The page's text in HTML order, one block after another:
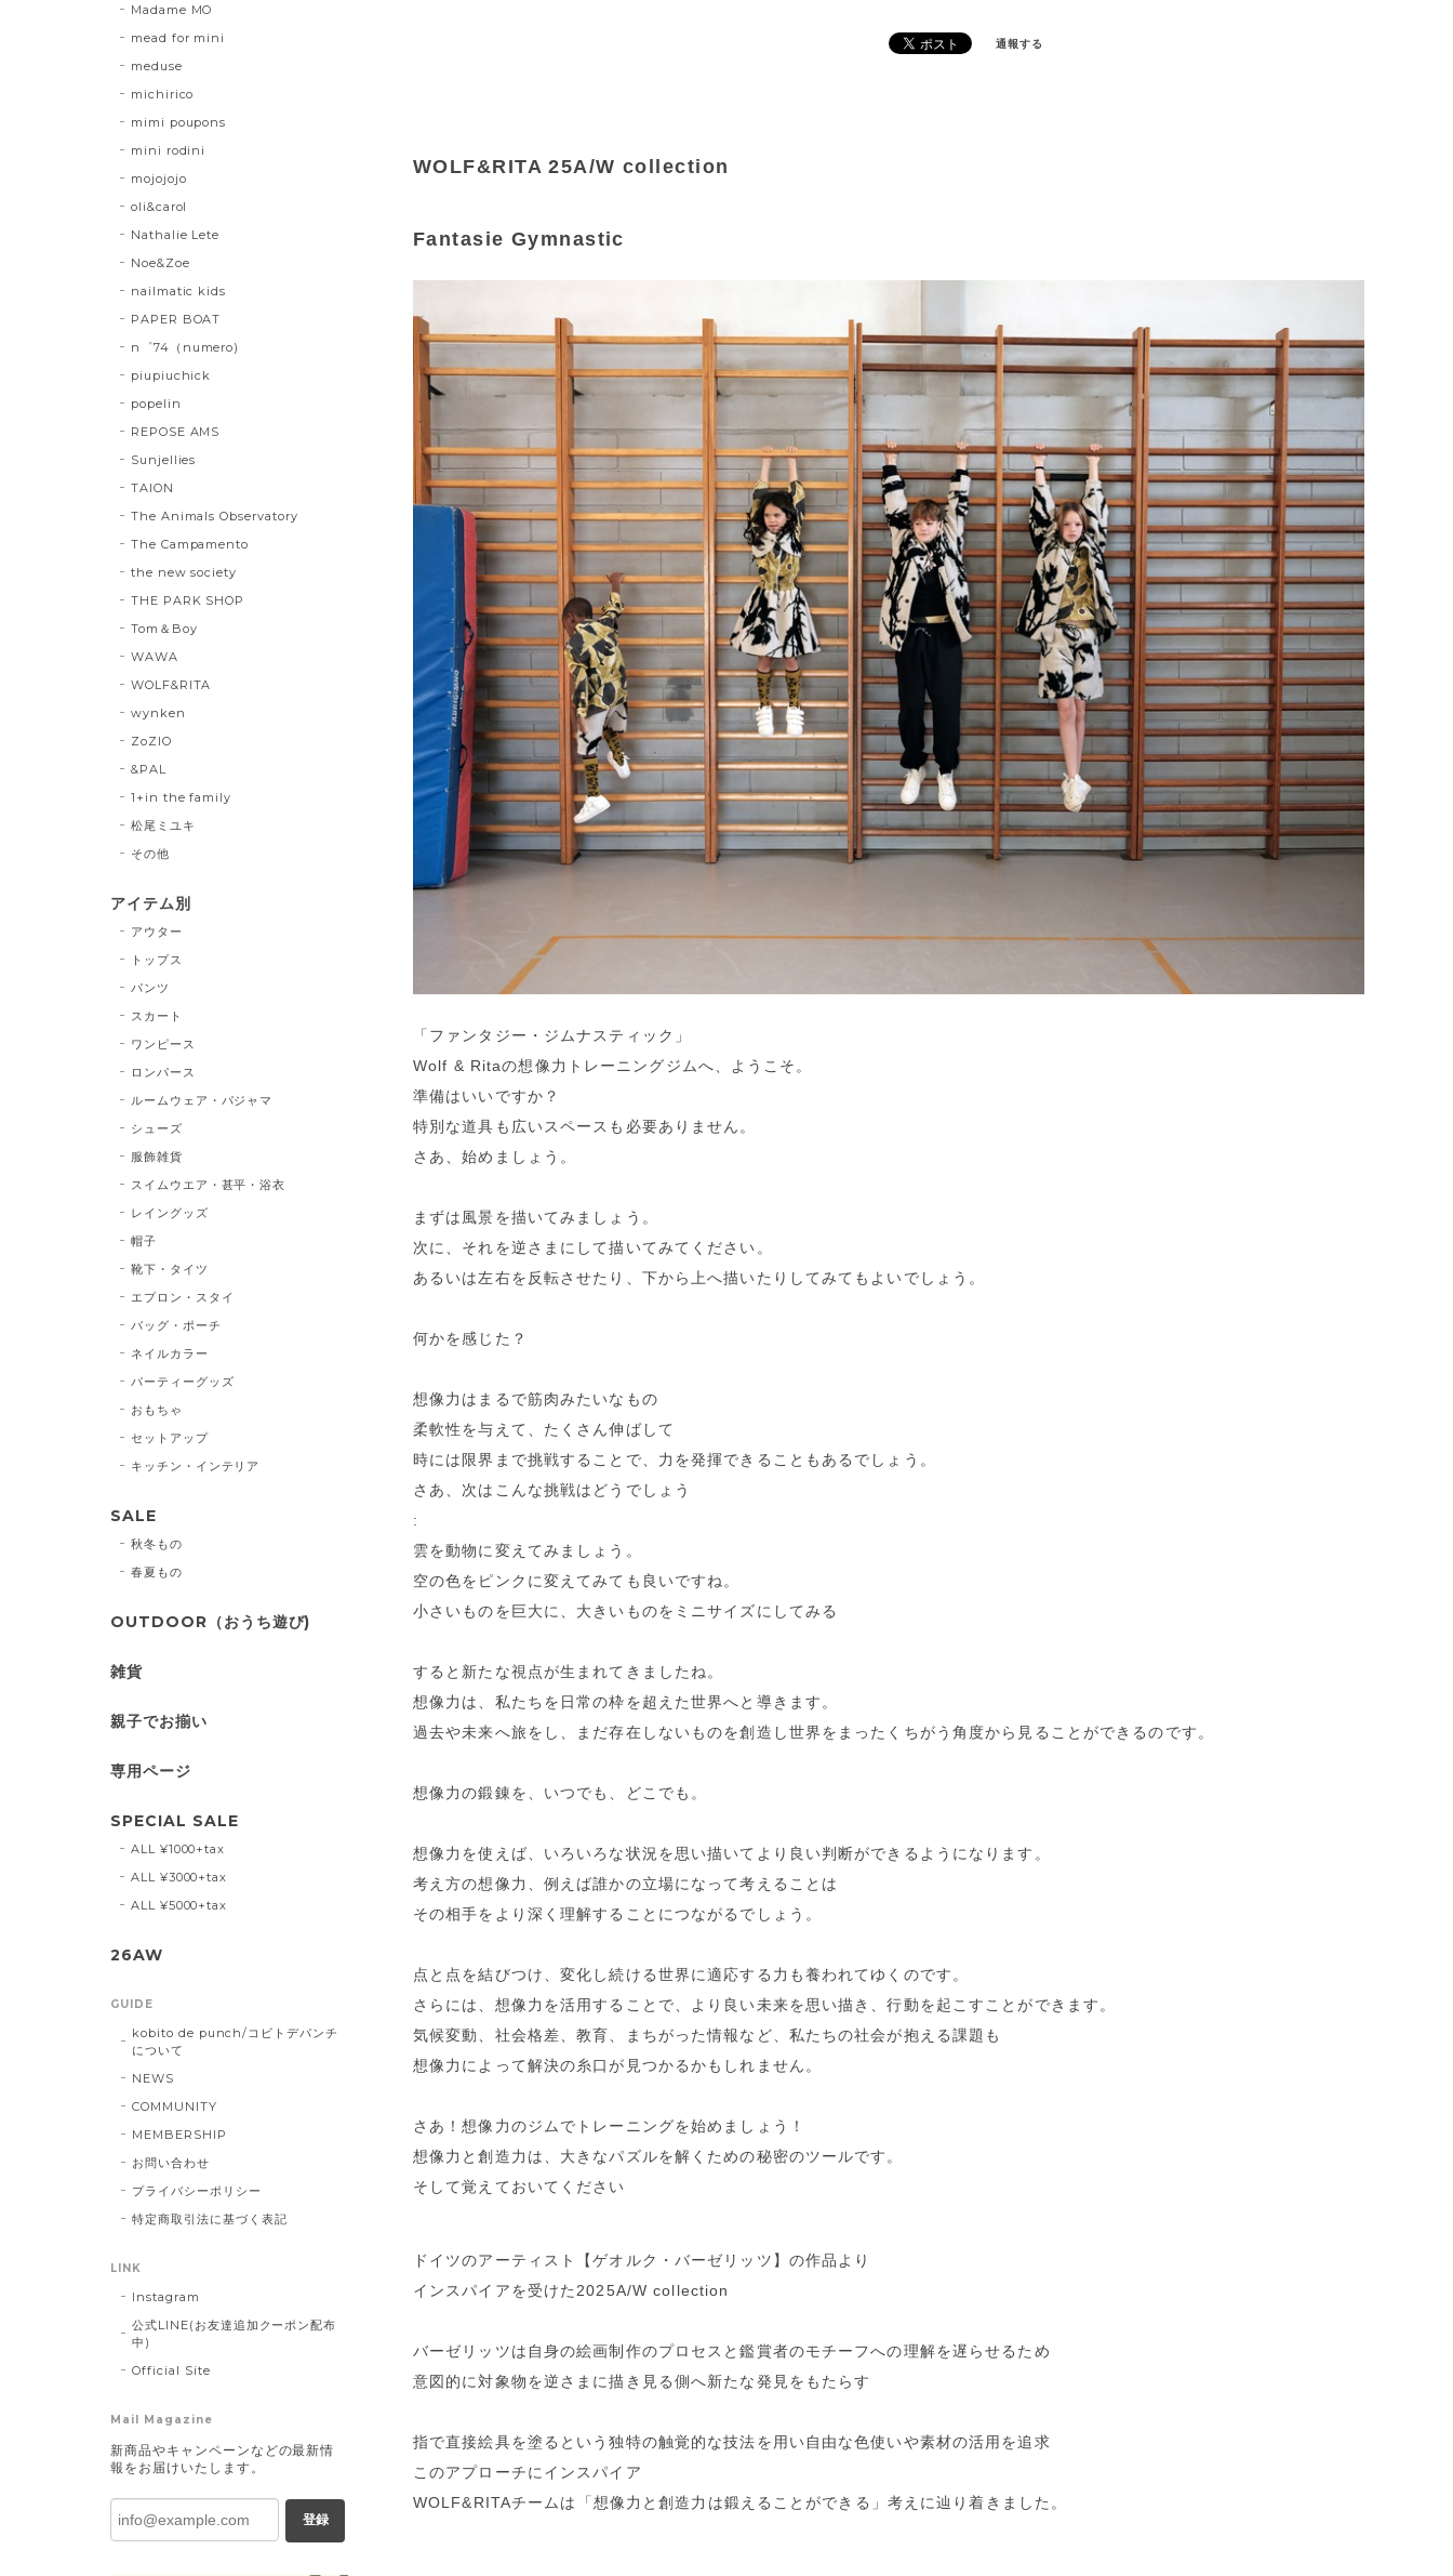
通報する
WOLF&RITA 25A/W collection
Fantasie Gymnastic
「ファンタジー・ジムナスティック」
Wolf & Ritaの想像力トレーニングジムへ、ようこそ。
準備はいいですか？
特別な道具も広いスペースも必要ありません。
さあ、始めましょう。
まずは風景を描いてみましょう。
次に、それを逆さまにして描いてみてください。
あるいは左右を反転させたり、下から上へ描いたりしてみてもよいでしょう。
何かを感じた？
想像力はまるで筋肉みたいなもの
柔軟性を与えて、たくさん伸ばして
時には限界まで挑戦することで、力を発揮できることもあるでしょう。
さあ、次はこんな挑戦はどうでしょう
:
雲を動物に変えてみましょう。
空の色をピンクに変えてみても良いですね。
小さいものを巨大に、大きいものをミニサイズにしてみる
すると新たな視点が生まれてきましたね。
想像力は、私たちを日常の枠を超えた世界へと導きます。
過去や未来へ旅をし、まだ存在しないものを創造し世界をまったくちがう角度から見ることができるのです。
想像力の鍛錬を、いつでも、どこでも。
想像力を使えば、いろいろな状況を思い描いてより良い判断ができるようになります。
考え方の想像力、例えば誰かの立場になって考えることは
その相手をより深く理解することにつながるでしょう。
点と点を結びつけ、変化し続ける世界に適応する力も養われてゆくのです。
さらには、想像力を活用することで、より良い未来を思い描き、行動を起こすことができます。
気候変動、社会格差、教育、まちがった情報など、私たちの社会が抱える課題も
想像力によって解決の糸口が見つかるかもしれません。
さあ！想像力のジムでトレーニングを始めましょう！
想像力と創造力は、大きなパズルを解くための秘密のツールです。
そして覚えておいてください
ドイツのアーティスト【ゲオルク・バーゼリッツ】の作品より
インスパイアを受けた2025A/W collection
バーゼリッツは自身の絵画制作のプロセスと鑑賞者のモチーフへの理解を遅らせるため
意図的に対象物を逆さまに描き見る側へ新たな発見をもたらす
指で直接絵具を塗るという独特の触覚的な技法を用い自由な色使いや素材の活用を追求
このアプローチにインスパイア
WOLF&RITAチームは「想像力と創造力は鍛えることができる」考えに辿り着きました。
Madame MO
mead for mini
meduse
michirico
mimi poupons
mini rodini
mojojojo
oli&carol
Nathalie Lete
Noe&Zoe
nailmatic kids
PAPER BOAT
n゜74（numero)
piupiuchick
popelin
REPOSE AMS
Sunjellies
TAION
The Animals Observatory
The Campamento
the new society
THE PARK SHOP
Tom＆Boy
WAWA
WOLF&RITA
wynken
ZoZIO
&PAL
1+in the family
松尾ミユキ
その他
アイテム別
アウター
トップス
パンツ
スカート
ワンピース
ロンパース
ルームウェア・パジャマ
シューズ
服飾雑貨
スイムウエア・甚平・浴衣
レイングッズ
帽子
靴下・タイツ
エプロン・スタイ
バッグ・ポーチ
ネイルカラー
パーティーグッズ
おもちゃ
セットアップ
キッチン・インテリア
SALE
秋冬もの
春夏もの
OUTDOOR（おうち遊び)
雑貨
親子でお揃い
専用ページ
SPECIAL SALE
ALL ¥1000+tax
ALL ¥3000+tax
ALL ¥5000+tax
26AW
GUIDE
kobito de punch/コビトデパンチ
について
NEWS
COMMUNITY
MEMBERSHIP
お問い合わせ
プライバシーポリシー
特定商取引法に基づく表記
LINK
Instagram
公式LINE(お友達追加クーポン配布
中)
Official Site
Mail Magazine
新商品やキャンペーンなどの最新情
報をお届けいたします。
登録